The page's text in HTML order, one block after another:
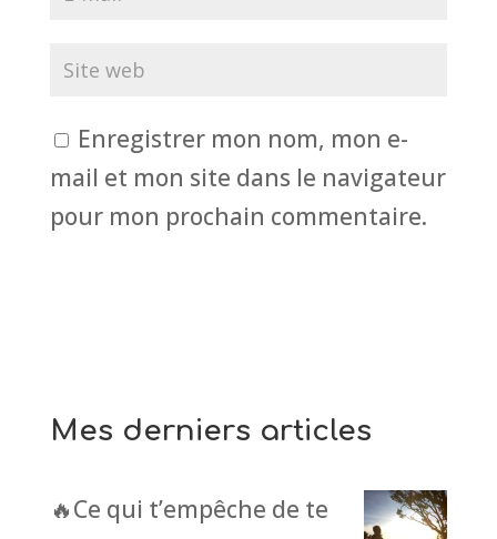
Enregistrer mon nom, mon e-
mail et mon site dans le navigateur
pour mon prochain commentaire.
Mes derniers articles
🔥Ce qui t’empêche de te